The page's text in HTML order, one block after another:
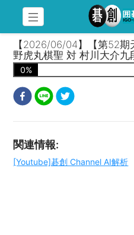
【2026/06/04】【第52
野虎丸棋聖 対 村川大介九
0%
関連情報:
[Youtube]碁創 Channel AI解析